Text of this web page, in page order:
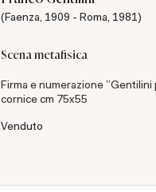
(Faenza, 1909 - Roma, 1981)
Scena metafisica
Firma e numerazione
cornice cm 75x55
Venduto